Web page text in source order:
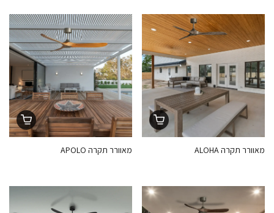
מאוורר תקרה ALOHA מאוורר תקרה APOLO